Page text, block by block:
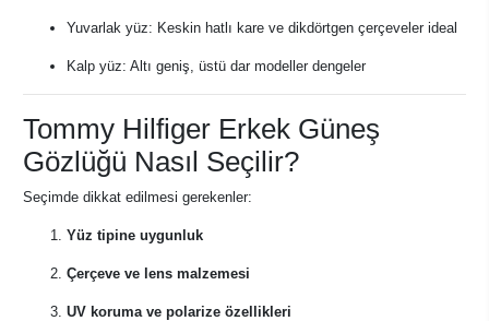
Yuvarlak yüz: Keskin hatlı kare ve dikdörtgen çerçeveler ideal
Kalp yüz: Altı geniş, üstü dar modeller dengeler
Tommy Hilfiger Erkek Güneş
Gözlüğü Nasıl Seçilir?
Seçimde dikkat edilmesi gerekenler:
Yüz tipine uygunluk
Çerçeve ve lens malzemesi
UV koruma ve polarize özellikleri